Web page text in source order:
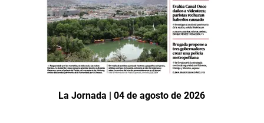
La Jornada | 04 de agosto de 2026